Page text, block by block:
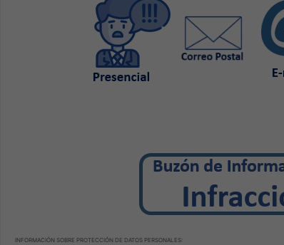
INFORMACIÓN SOBRE PROTECCIÓN DE DATOS PERSONALES: